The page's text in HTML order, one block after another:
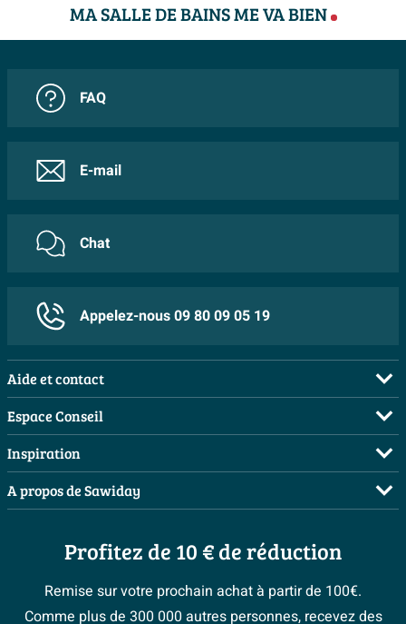
MA SALLE DE BAINS ME VA BIEN
FAQ
E-mail
Chat
Appelez-nous 09 80 09 05 19
Aide et contact
FAQ
Commander
Payer
Livraison / retrait
Garantie & réclamations
Politique d’avis
Espace Conseil
Demandez votre devis
Planificateur 3D
Les bons tuyaux
> Espace Conseil
Inspiration
Salles de bains complètes
Inspiration toilettes
Moodboards
Magazine
A propos de Sawiday
Postes vacants
Sawiday PRO
Fevad
Profitez de 10 € de réduction
Remise sur votre prochain achat à partir de 100€.
Comme plus de 300 000 autres personnes, recevez des